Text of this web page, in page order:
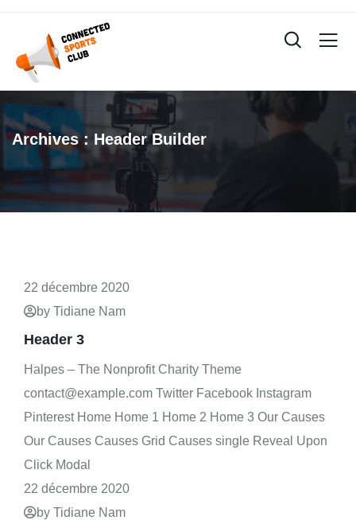
Archives : Header Builder
22 décembre 2020
by Tidiane Nam
Header 3
Halpes – The Nonprofit Charity Theme
contact@example.com Twitter Facebook Instagram
Pinterest Home Home 1 Home 2 Home 3 Our Causes
Our Causes Causes Grid Causes single Reveal Upon
Click Modal
22 décembre 2020
by Tidiane Nam